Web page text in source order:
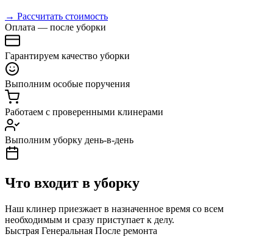
→ Рассчитать стоимость
Оплата — после уборки
Гарантируем качество уборки
Выполним особые поручения
Работаем с проверенными клинерами
Выполним уборку день-в-день
Что входит в уборку
Наш клинер приезжает в назначенное время со всем
необходимым и сразу приступает к делу.
Быстрая Генеральная После ремонта